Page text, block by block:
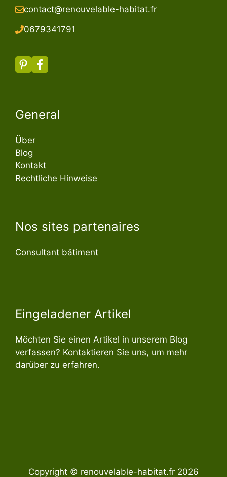
contact@renouvelable-habitat.fr
0679341791
General
Über
Blog
Kontakt
Rechtliche Hinweise
Nos sites partenaires
Consultant bâtiment
Eingeladener Artikel
Möchten Sie einen Artikel in unserem Blog
verfassen? Kontaktieren Sie uns, um mehr
darüber zu erfahren.
Copyright © renouvelable-habitat.fr 2026